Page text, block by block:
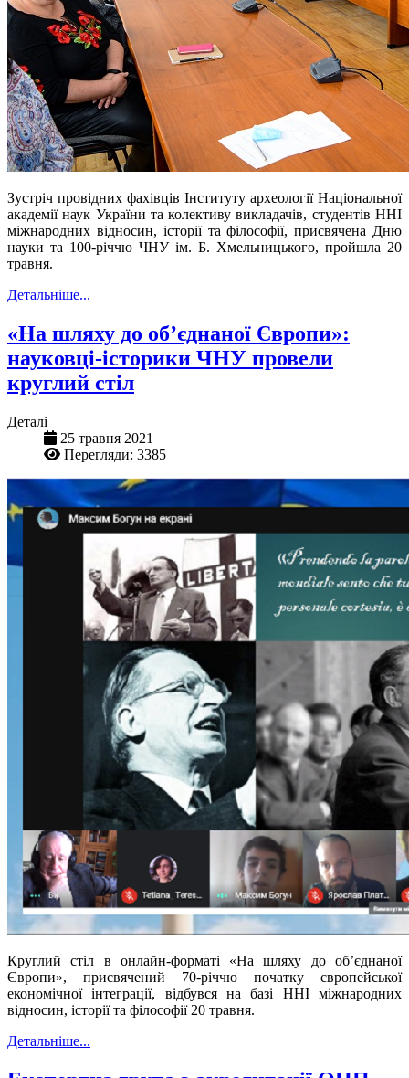
Зустріч провідних фахівців Інституту археології Національної
академії наук України та колективу викладачів, студентів ННІ
міжнародних відносин, історії та філософії, присвячена Дню
науки та 100-річчю ЧНУ ім. Б. Хмельницького, пройшла 20
травня.
Детальніше...
«На шляху до об’єднаної Європи»:
науковці-історики ЧНУ провели
круглий стіл
Деталі
25 травня 2021
Перегляди: 3385
Круглий стіл в онлайн-форматі «На шляху до об’єднаної
Європи», присвячений 70-річчю початку європейської
економічної інтеграції,
відбувсяна базі ННІ міжнародних
відносин, історії та філософії 20 травня.
Детальніше...